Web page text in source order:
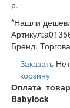
р.
*Нашли
Артикул:
Бренд:
Заказать
корзину
Оплата
Babylock